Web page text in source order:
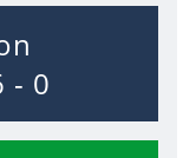
- 0